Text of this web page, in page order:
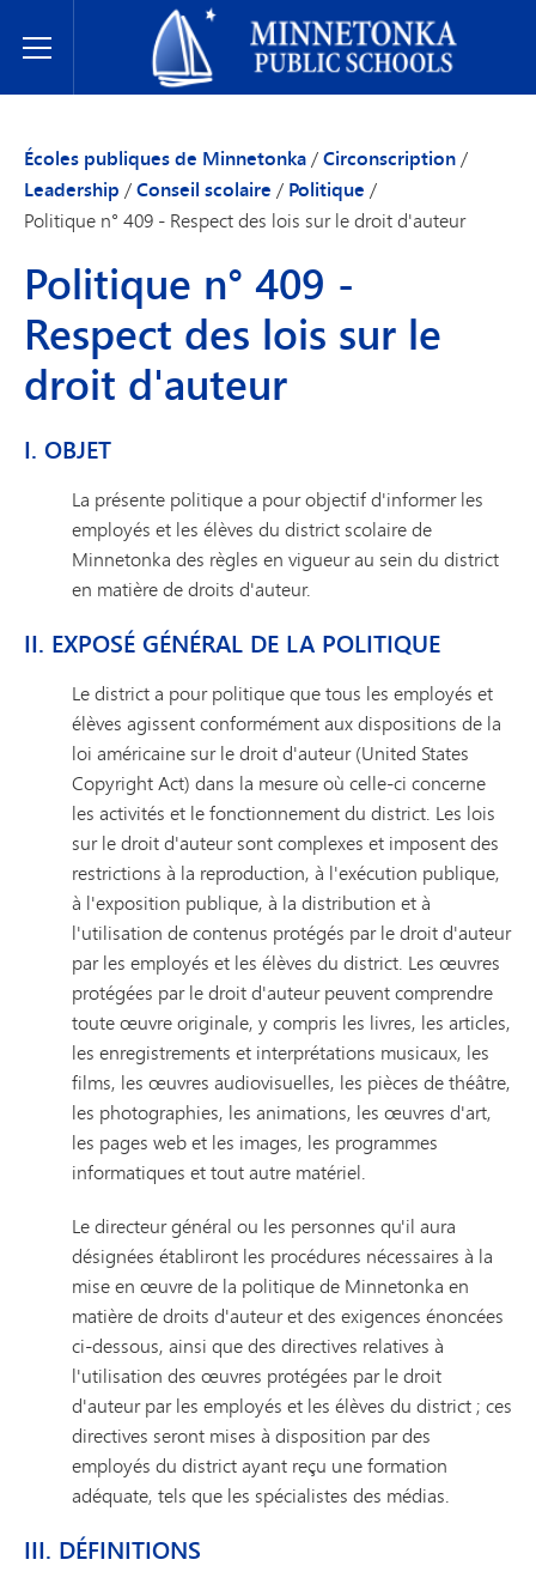
Toggle Menu
Écoles publiques de Minnetonka
Écoles publiques de Minnetonka/Circonscription/
Leadership /Conseil scolaire / Politique /
Politique n° 409 - Respect des lois sur le droit d'auteur
Politique n° 409 -
Respect des lois sur le
droit d'auteur
I. OBJET
La présente politique a pour objectif d'informer les
employés et les élèves du district scolaire de
Minnetonka des règles en vigueur au sein du district
en matière de droits d'auteur.
II. EXPOSÉ GÉNÉRAL DE LA POLITIQUE
Le district a pour politique que tous les employés et
élèves agissent conformément aux dispositions de la
loi américaine sur le droit d'auteur (United States
Copyright Act) dans la mesure où celle-ci concerne
les activités et le fonctionnement du district. Les lois
sur le droit d'auteur sont complexes et imposent des
restrictions à la reproduction, à l'exécution publique,
à l'exposition publique, à la distribution et à
l'utilisation de contenus protégés par le droit d'auteur
par les employés et les élèves du district. Les œuvres
protégées par le droit d'auteur peuvent comprendre
toute œuvre originale, y compris les livres, les articles,
les enregistrements et interprétations musicaux, les
films, les œuvres audiovisuelles, les pièces de théâtre,
les photographies, les animations, les œuvres d'art,
les pages web et les images, les programmes
informatiques et tout autre matériel.
Le directeur général ou les personnes qu'il aura
désignées établiront les procédures nécessaires à la
mise en œuvre de la politique de Minnetonka en
matière de droits d'auteur et des exigences énoncées
ci-dessous, ainsi que des directives relatives à
l'utilisation des œuvres protégées par le droit
d'auteur par les employés et les élèves du district ; ces
directives seront mises à disposition par des
employés du district ayant reçu une formation
adéquate, tels que les spécialistes des médias.
III. DÉFINITIONS